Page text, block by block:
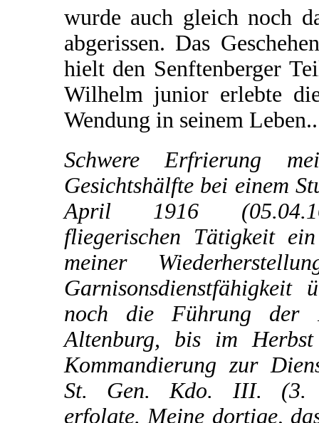
wurde auch gleich noch
abgerissen. Das
hielt den Senftenberger
Wilhelm junior erlebte
Wendung in seinem
Schwere Erfrierung
Gesichtshälfte bei einem
April 1916
fliegerischen Tätigkeit
meiner
Garnisonsdienstfähigkeit
noch die Führung der
Altenburg, bis im
Kommandierung zur
St. Gen. Kdo. III. (3.
erfolgte. Meine dortige,